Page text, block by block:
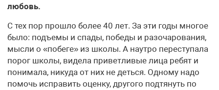
любовь.
С тех пор прошло более 40 лет. За эти годы многое
было: подъемы и спады, победы и разочарования,
мысли о «побеге» из школы. А наутро переступала
порог школы, видела приветливые лица ребят и
понимала, никуда от них не деться. Одному надо
помочь исправить оценку, другого подтянуть по